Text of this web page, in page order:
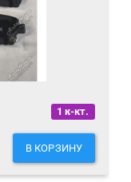
1 к-кт.
В КОРЗИНУ